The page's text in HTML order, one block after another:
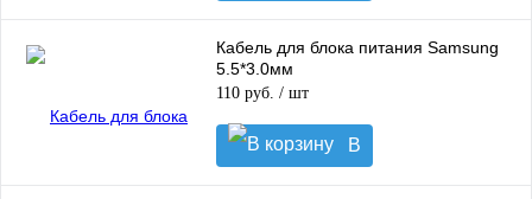
корзину
Кабель для блока питания Samsung
5.5*3.0мм
110 руб. / шт
В
корзину